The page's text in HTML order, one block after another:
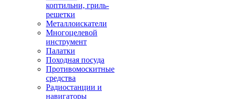
коптильни, гриль-
решетки
Металлоискатели
Многоцелевой
инструмент
Палатки
Походная посуда
Противомоскитные
средства
Радиостанции и
навигаторы